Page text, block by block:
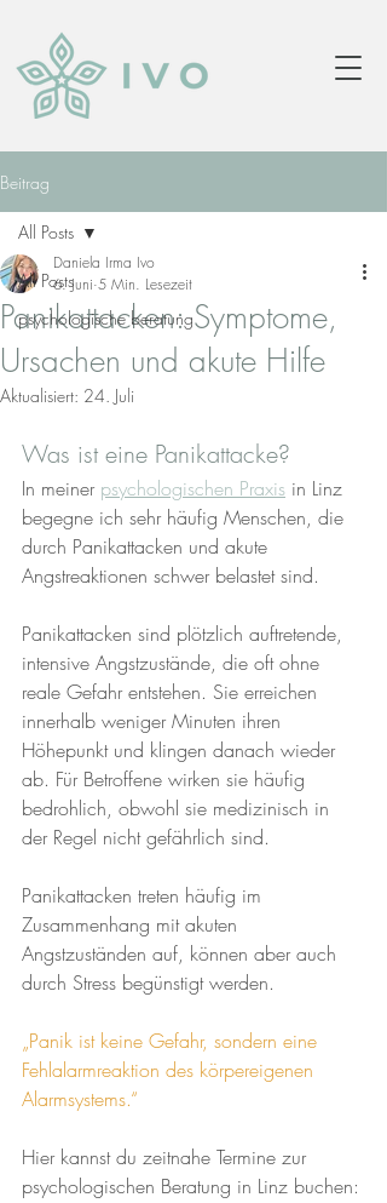
Beitrag
All Posts
psychologische beratung
All Posts
Panikattacken: Symptome,
Ursachen und akute Hilfe
Daniela Irma Ivo
6. Juni 5 Min. Lesezeit
Aktualisiert: 24. Juli
Was ist eine Panikattacke?
In meiner psychologischen Praxis in Linz
begegne ich sehr häufig Menschen, die
durch Panikattacken und akute
Angstreaktionen schwer belastet sind.
Panikattacken sind plötzlich auftretende,
intensive Angstzustände, die oft ohne
reale Gefahr entstehen. Sie erreichen
innerhalb weniger Minuten ihren
Höhepunkt und klingen danach wieder
ab. Für Betroffene wirken sie häufig
bedrohlich, obwohl sie medizinisch in
der Regel nicht gefährlich sind.
Panikattacken treten häufig im
Zusammenhang mit akuten
Angstzuständen auf, können aber auch
durch Stress begünstigt werden.
„Panik ist keine Gefahr, sondern eine
Fehlalarmreaktion des körpereigenen
Alarmsystems.“
Hier kannst du zeitnahe Termine zur
psychologischen Beratung in Linz buchen: